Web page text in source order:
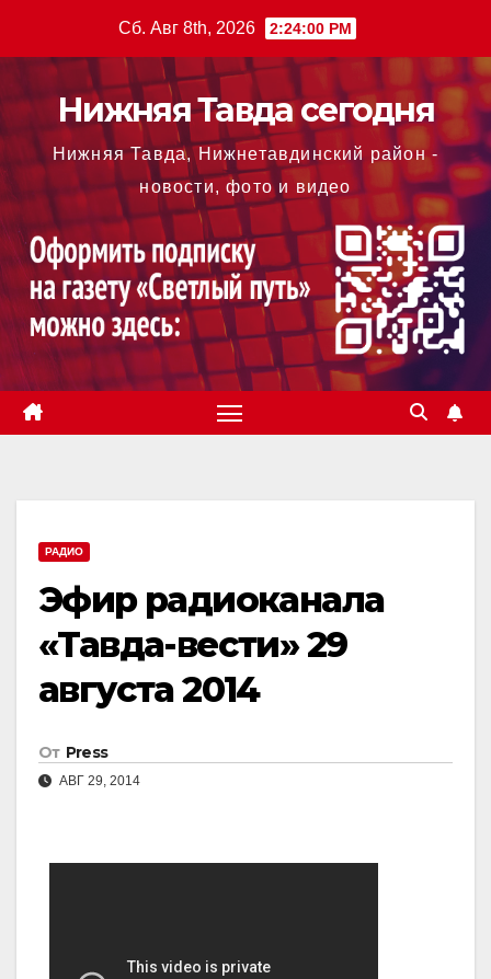
содержимому
Сб. Авг 8th, 2026 2:24:01 PM
Нижняя Тавда сегодня
Нижняя Тавда, Нижнетавдинский район -
новости, фото и видео
РАДИО
Эфир радиоканала
«Тавда-вести» 29
августа 2014
От Press
АВГ 29, 2014